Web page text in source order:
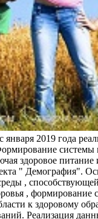
2019 года
здоровое питание
" Демография".
,
, формирование
к здоровому
Реализация